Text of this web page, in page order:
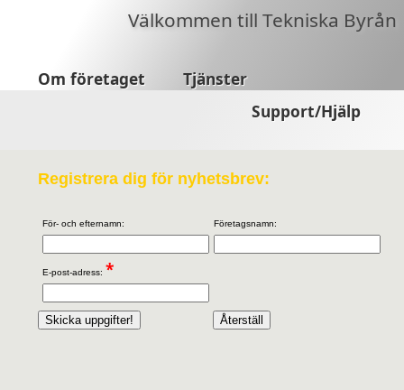
Välkommen till Tekniska Byrån
Om företaget
Tjänster
Support/Hjälp
Registrera dig för nyhetsbrev:
För- och efternamn: Företagsnamn:
E-post-adress: *